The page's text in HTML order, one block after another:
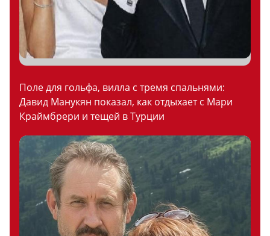
Поле для гольфа, вилла с тремя спальнями:
Давид Манукян показал, как отдыхает с Мари
Краймбрери и тещей в Турции